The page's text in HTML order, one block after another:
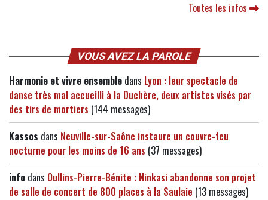
Toutes les infos
VOUS AVEZ LA PAROLE
Harmonie et vivre ensemble dans Lyon : leur spectacle de
danse très mal accueilli à la Duchère, deux artistes visés par
des tirs de mortiers (144 messages)
Kassos dans Neuville-sur-Saône instaure un couvre-feu
nocturne pour les moins de 16 ans (37 messages)
info dans Oullins-Pierre-Bénite : Ninkasi abandonne son projet
de salle de concert de 800 places à la Saulaie (13 messages)